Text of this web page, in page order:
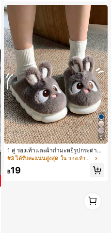
5
1 คู่ รองเท้าแตะผ้ากำมะหยี่รูปกระต่าย
สำหรับผู้หญิง, อบอุ่นและสบาย, เหมาะ
สำหรับใส่ลำลองในฤดูใบไม้ร่วง/ฤดูหน
าว, รองเท้าบ้านผู้หญิงหรูหราใหม่, ส้นเ
น์ในอุดมคติ, รองเท้าแตะคู่รัก, ของขวั
ญวันแม่, สวน, ของตกแต่งห้องครัว, ฤดู
#3 ได้รับคะแนนสูงสุด ใน รองเท้าแตะใส่ในบ้าน
฿19